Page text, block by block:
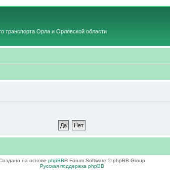
Орла и Орловской области
на основе phpBB® Forum Software © phpBB Group
Русская поддержка phpBB